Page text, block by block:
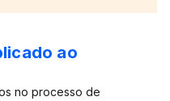
ao
no processo de